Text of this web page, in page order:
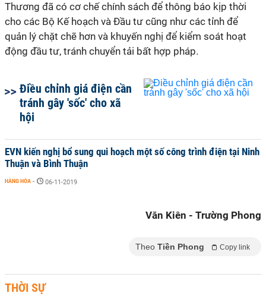
Thương đã có cơ chế chính sách để thông báo kịp thời
cho các Bộ Kế hoạch và Đầu tư cũng như các tỉnh để
quản lý chặt chẽ hơn và khuyến nghị để kiểm soát hoạt
động đầu tư, tránh chuyển tải bất hợp pháp.
Điều chỉnh giá điện cần
tránh gây 'sốc' cho xã
hội
EVN kiến nghị bổ sung qui hoạch một số công trình điện tại Ninh
Thuận và Bình Thuận
HÀNG HÓA - 06-11-2019
Văn Kiên - Trường Phong
Theo Tiền Phong Copy link
THỜI SỰ